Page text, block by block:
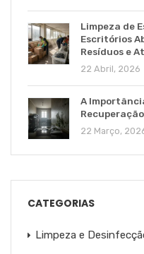
Limpeza de
Escritórios
Resíduos e
22 Abril, 2026
A
22 Março,
CATEGORIAS
Limpeza e